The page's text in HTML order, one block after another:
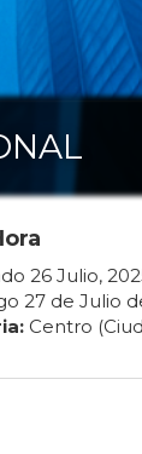
26 Julio,
27de Julio
Centro